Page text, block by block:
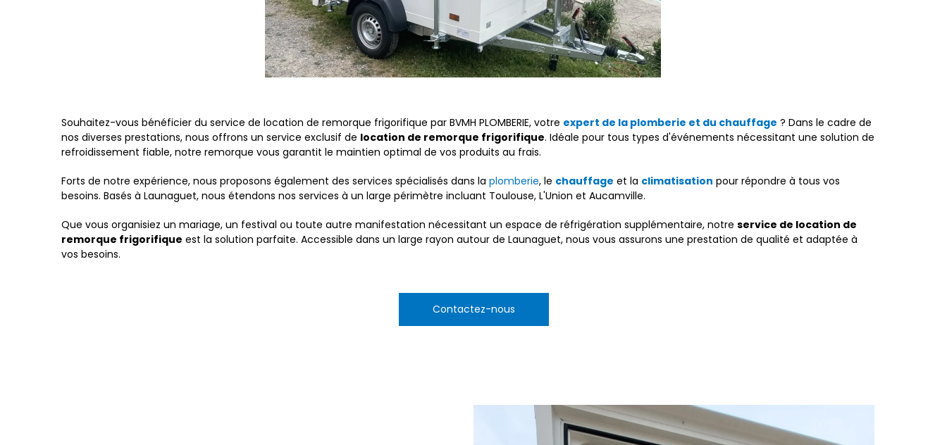
Souhaitez-vous bénéficier du service de location de remorque frigorifique par BVMH PLOMBERIE, votre expert de la plomberie et du chauffage ? Dans le cadre de
nos diverses prestations, nous offrons un service exclusif de location de remorque frigorifique. Idéale pour tous types d'événements nécessitant une solution de
refroidissement fiable, notre remorque vous garantit le maintien optimal de vos produits au frais.
Forts de notre expérience, nous proposons également des services spécialisés dans la plomberie, le chauffage et la climatisation pour répondre à tous vos
besoins. Basés à Launaguet, nous étendons nos services à un large périmètre incluant Toulouse, L'Union et Aucamville.
Que vous organisiez un mariage, un festival ou toute autre manifestation nécessitant un espace de réfrigération supplémentaire, notre service de location de
remorque frigorifique est la solution parfaite. Accessible dans un large rayon autour de Launaguet, nous vous assurons une prestation de qualité et adaptée à
vos besoins.
Contactez-nous